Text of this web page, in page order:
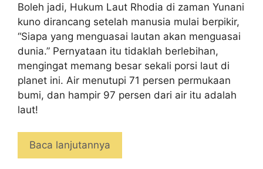
Boleh jadi, Hukum Laut Rhodia di zaman Yunani
kuno dirancang setelah manusia mulai berpikir,
“Siapa yang menguasai lautan akan menguasai
dunia.” Pernyataan itu tidaklah berlebihan,
mengingat memang besar sekali porsi laut di
planet ini. Air menutupi 71 persen permukaan
bumi, dan hampir 97 persen dari air itu adalah
laut!
Baca lanjutannya